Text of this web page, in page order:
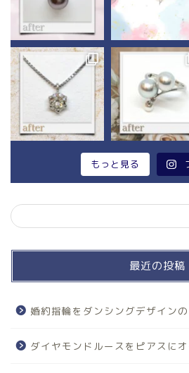
もっと見る
最近の投稿
婚約指輪をダンシングデザイン
ダイヤモンドルースをピアスに